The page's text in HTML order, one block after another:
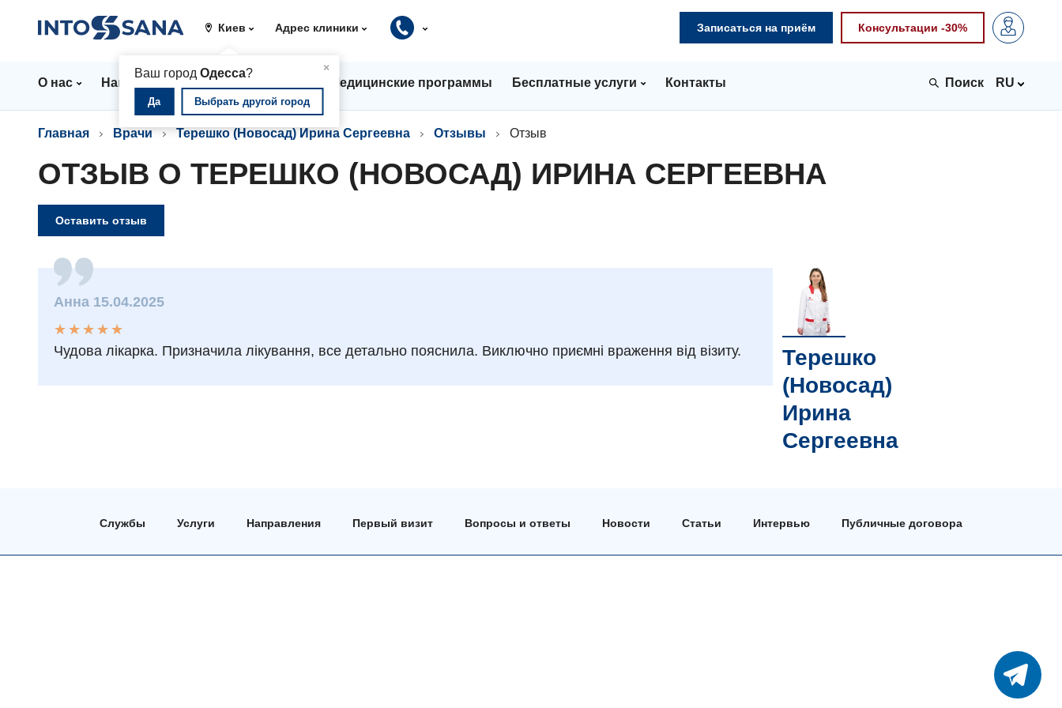
Киев
×
Ваш городОдесса?
Да Выбрать другой город
Адрес клиники Записаться на приём Консультации -30%
О нас Направления Цены Медицинские программы Бесплатные услуги Контакты RU
Главная Врачи Терешко (Новосад) Ирина Сергеевна Отзывы Отзыв
ОТЗЫВ О ТЕРЕШКО (НОВОСАД) ИРИНА СЕРГЕЕВНА
Оставить отзыв
Анна 15.04.2025
★
★
★
★
★
★ ★ ★ ★ ★
Чудова лікарка. Призначила лікування, все детально пояснила. Виключно приємні враження від візиту.
Терешко
(Новосад)
Ирина
Сергеевна
Службы Услуги Направления Первый визит Вопросы и ответы Новости Статьи Интервью Публичные договора